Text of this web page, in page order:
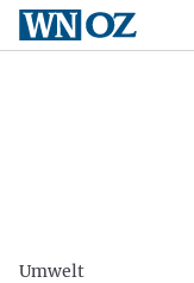
Umwelt